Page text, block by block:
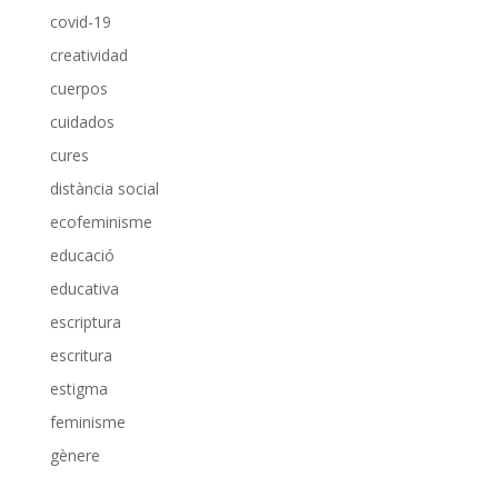
covid-19
creatividad
cuerpos
cuidados
cures
distància social
ecofeminisme
educació
educativa
escriptura
escritura
estigma
feminisme
gènere